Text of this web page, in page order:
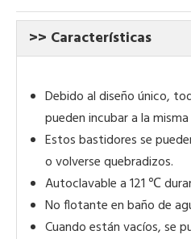
>> Características
Debido al diseño único,
pueden incubar a la
Estos bastidores se
o volverse quebradizos.
Autoclavable a 121 ℃
No flotante en baño de
Cuando están vacíos, se